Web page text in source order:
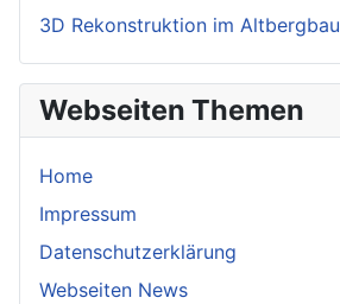
3D Rekonstruktion im Altbergbau
Webseiten Themen
Home
Impressum
Datenschutzerklärung
Webseiten News